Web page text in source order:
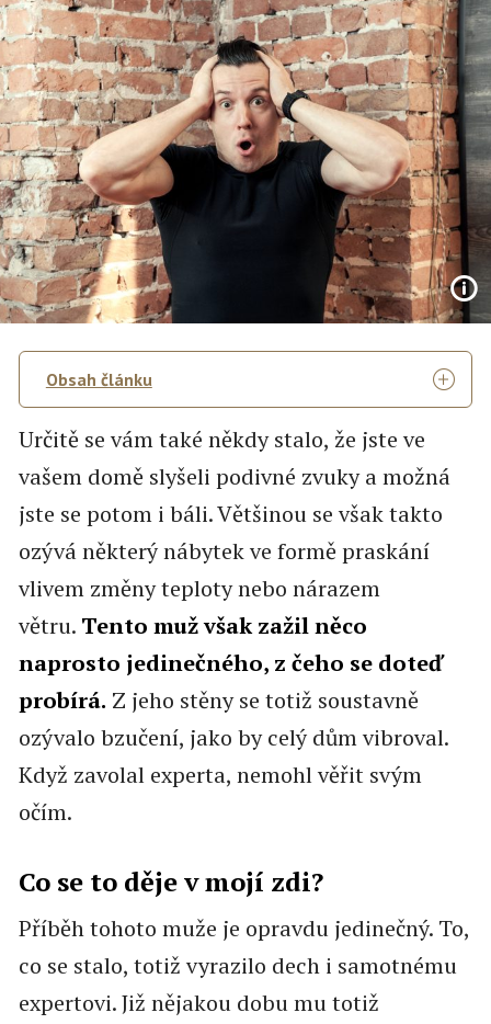
Obsah článku
Určitě se vám také někdy stalo, že jste ve
vašem domě slyšeli podivné zvuky a možná
jste se potom i báli. Většinou se však takto
ozývá některý nábytek ve formě praskání
vlivem změny teploty nebo nárazem
větru. Tento muž však zažil něco
naprosto jedinečného, z čeho se doteď
probírá. Z jeho stěny se totiž soustavně
ozývalo bzučení, jako by celý dům vibroval.
Když zavolal experta, nemohl věřit svým
očím.
Co se to děje v mojí zdi?
Příběh tohoto muže je opravdu jedinečný. To,
co se stalo, totiž vyrazilo dech i samotnému
expertovi. Již nějakou dobu mu totiž